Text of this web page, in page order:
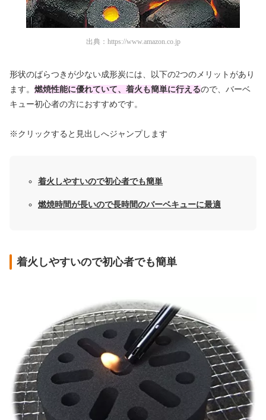
出典： https://www.amazon.co.jp
形状のばらつきが少ない成形炭には、以下の2つのメリットがあり
ます。 燃焼性能に優れていて、着火も簡単に行えるので、バーベ
キュー初心者の方におすすめです。
※クリックすると見出しへジャンプします
着火しやすいので初心者でも簡単
燃焼時間が長いので長時間のバーベキューに最適
着火しやすいので初心者でも簡単